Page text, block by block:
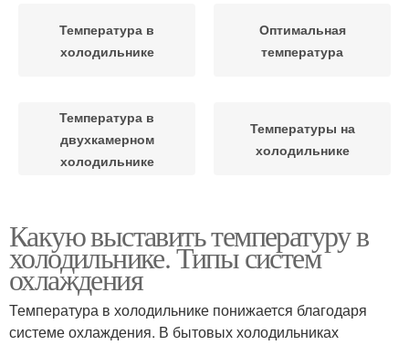
Температура в
холодильнике
Оптимальная
температура
Температура в
двухкамерном
холодильнике
Температуры на
холодильнике
Какую выставить температуру в
холодильнике. Типы систем
охлаждения
Температура в холодильнике понижается благодаря
системе охлаждения. В бытовых холодильниках